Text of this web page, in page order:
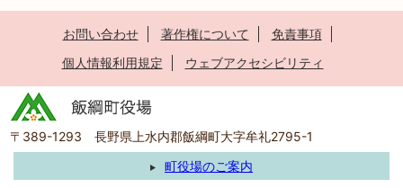
お問い合わせ 著作権について
免責事項
個人情報利用規定
ウェブアクセシビリティ
〒389-1293 長野県上水内郡飯綱町大字牟礼2795-1
町役場のご案内